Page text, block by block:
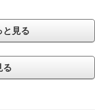
と見る
る